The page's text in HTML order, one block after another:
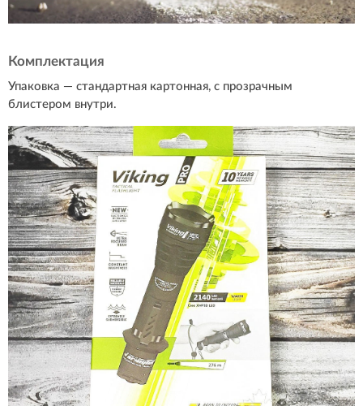
Комплектация
Упаковка — стандартная картонная, с прозрачным
блистером внутри.